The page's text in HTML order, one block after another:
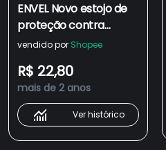
ENVEL Novo estojo de
proteção contra
quedas para fones de
AirPods Pro Wireless
Bluetooth Headset
Cover AirPods1/2/3
Generation Silicone
Soft Case
vendido por Shopee
R$ 22,80
mais de 2 anos
Ver histórico